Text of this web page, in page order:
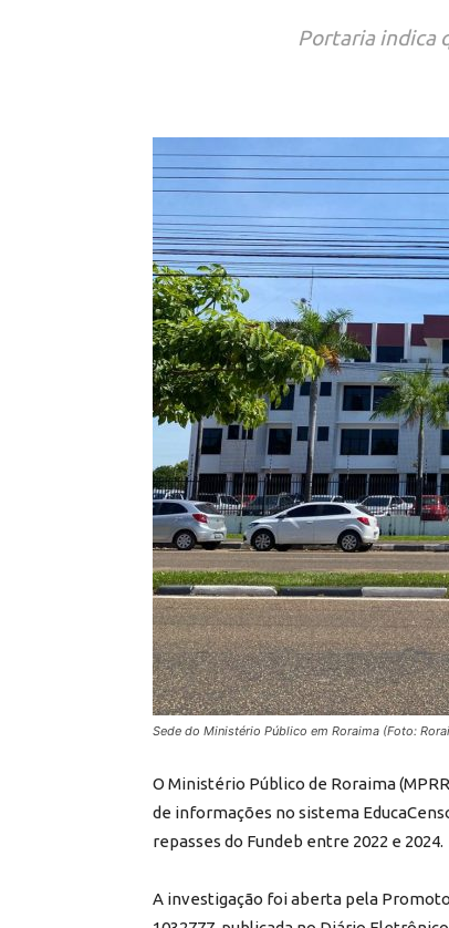
Portaria indica
Sede do Ministério Público em Roraima (Foto:
O Ministério Público de Roraima
de informações no sistema
repasses do Fundeb entre 2022 e 2024.
A investigação foi aberta pela